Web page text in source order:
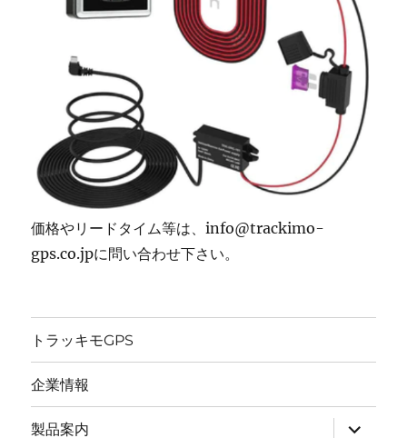
価格やリードタイム等は、info@trackimo-
gps.co.jpに問い合わせ下さい。
トラッキモGPS
企業情報
製品案内